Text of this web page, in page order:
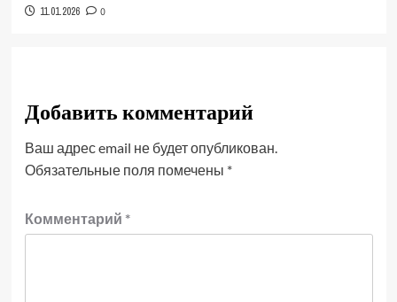
11.01.2026 0
Добавить комментарий
Ваш адрес email не будет опубликован.
Обязательные поля помечены *
Комментарий *